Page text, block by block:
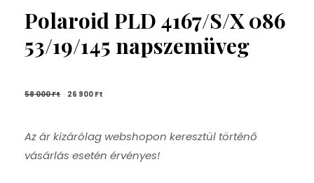
Polaroid PLD 4167/S/X 086
53/19/145 napszemüveg
58 000 Ft 26 900 Ft
Az ár kizárólag webshopon keresztül történő
vásárlás esetén érvényes!